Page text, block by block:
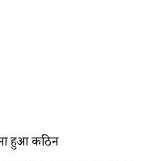
हुआ कठिन